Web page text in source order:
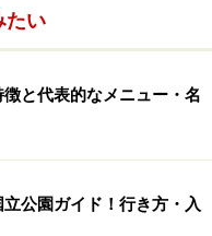
たい
と代表的なメニュー・名
公園ガイド！行き方・入